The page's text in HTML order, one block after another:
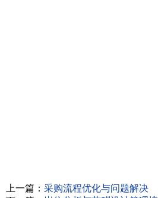
上一篇： 采购流程优化与问题解决